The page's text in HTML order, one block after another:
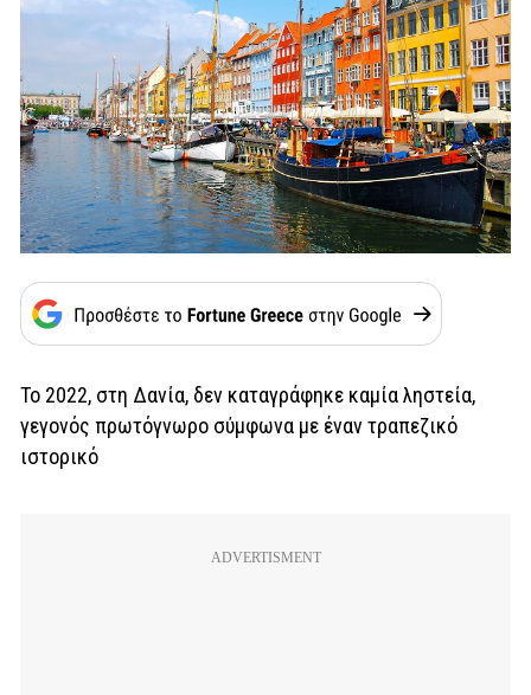
Το 2022, στη Δανία, δεν καταγράφηκε καμία ληστεία,
γεγονός πρωτόγνωρο σύμφωνα με έναν τραπεζικό
ιστορικό